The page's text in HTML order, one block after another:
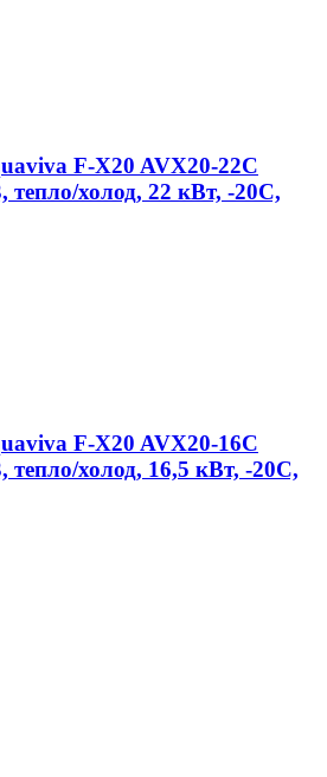
F-X20 AVX20-22C
тепло/холод, 22 кВт, -20С,
F-X20 AVX20-16C
тепло/холод, 16,5 кВт, -20С,